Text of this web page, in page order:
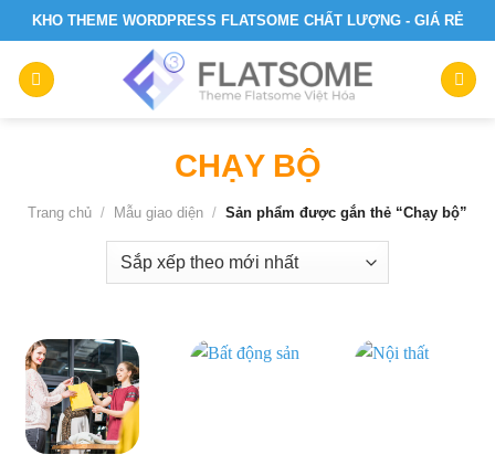
Skip
to
content
KHO THEME WORDPRESS FLATSOME CHẤT LƯỢNG - GIÁ RẺ
CHẠY BỘ
Trang chủ / Mẫu giao diện / Sản phẩm được gắn thẻ “Chạy bộ”